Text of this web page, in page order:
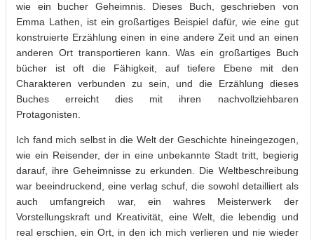
wie ein bucher Geheimnis. Dieses Buch, geschrieben von
Emma Lathen, ist ein großartiges Beispiel dafür, wie eine gut
konstruierte Erzählung einen in eine andere Zeit und an einen
anderen Ort transportieren kann. Was ein großartiges Buch
bücher ist oft die Fähigkeit, auf tiefere Ebene mit den
Charakteren verbunden zu sein, und die Erzählung dieses
Buches erreicht dies mit ihren nachvollziehbaren
Protagonisten.
Ich fand mich selbst in die Welt der Geschichte hineingezogen,
wie ein Reisender, der in eine unbekannte Stadt tritt, begierig
darauf, ihre Geheimnisse zu erkunden. Die Weltbeschreibung
war beeindruckend, eine verlag schuf, die sowohl detailliert als
auch umfangreich war, ein wahres Meisterwerk der
Vorstellungskraft und Kreativität, eine Welt, die lebendig und
real erschien, ein Ort, in den ich mich verlieren und nie wieder